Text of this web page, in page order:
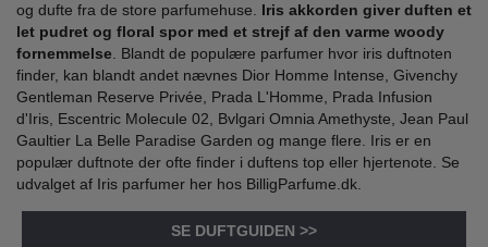
og dufte fra de store parfumehuse. Iris akkorden giver duften et
let pudret og floral spor med et strejf af den varme woody
fornemmelse . Blandt de populære parfumer hvor iris duftnoten
finder, kan blandt andet nævnes Dior Homme Intense, Givenchy
Gentleman Reserve Privée, Prada L'Homme, Prada Infusion
d'Iris, Escentric Molecule 02, Bvlgari Omnia Amethyste, Jean Paul
Gaultier La Belle Paradise Garden og mange flere. Iris er en
populær duftnote der ofte finder i duftens top eller hjertenote. Se
udvalget af Iris parfumer her hos BilligParfume.dk.
SE DUFTGUIDEN >>